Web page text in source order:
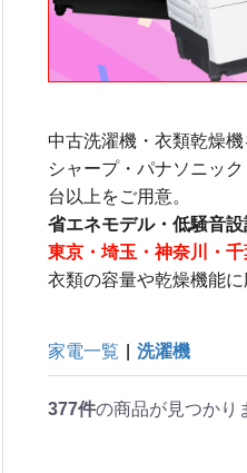
中古家電2点セット(冷蔵
庫・洗濯機)
中古家電3点セット(冷蔵
庫・洗濯機・レンジ)
中古家電4点セット(冷蔵
庫・洗濯機・レンジ・炊
中古家電5点セット（冷蔵
庫・洗濯機・レンジ・炊
飯器・掃除機）
全自動洗濯機
ドラム式洗濯機
洗濯乾燥機
衣類乾燥機
地域限定商品
2.2kw(木造6畳～鉄筋9畳)
2.5kw(木造7畳～鉄筋10
2.8kw(木造8畳～鉄筋12
中古洗濯機・衣類乾燥機
シャープ・パナソニッ
台以上をご用意。
省エネモデル・低騒音
東京・埼玉・神奈川・
衣類の容量や乾燥機能に
家電一覧 洗濯機
377件の商品が見つかり